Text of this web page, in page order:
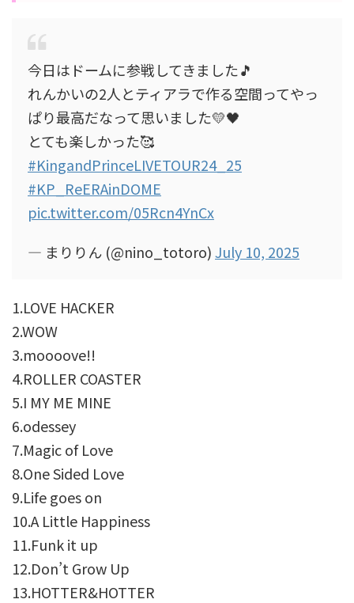
今日はドームに参戦してきました🎵
れんかいの2人とティアラで作る空間ってやっ
ぱり最高だなって思いました💛🖤
とても楽しかった🥰
#KingandPrinceLIVETOUR24_25
#KP_ReERAinDOME
pic.twitter.com/05Rcn4YnCx
— まりりん (@nino_totoro)July 10, 2025
1.LOVE HACKER
2.WOW
3.moooove!!
4.ROLLER COASTER
5.I MY ME MINE
6.odessey
7.Magic of Love
8.One Sided Love
9.Life goes on
10.A Little Happiness
11.Funk it up
12.Don’t Grow Up
13.HOTTER&HOTTER